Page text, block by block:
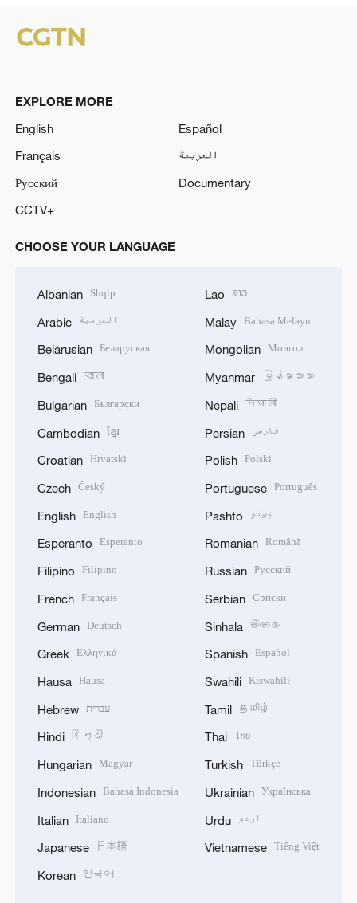
EXPLORE MORE
English
Español
Français
العربية
Русский
Documentary
CCTV+
CHOOSE YOUR LANGUAGE
Albanian Shqip
Arabic العربية
Belarusian Беларуская
Bengali বাংলা
Bulgarian Български
Cambodian ខ្មែរ
Croatian Hrvatski
Czech Český
English English
Esperanto Esperanto
Filipino Filipino
French Français
German Deutsch
Greek Ελληνικά
Hausa Hausa
Hebrew עברית
Hindi हिन्दी
Hungarian Magyar
Indonesian Bahasa Indonesia
Italian Italiano
Japanese 日本語
Korean 한국어
Lao ລາວ
Malay Bahasa Melayu
Mongolian Монгол
Myanmar မြန်မာဘာသာ
Nepali नेपाली
Persian فارسی
Polish Polski
Portuguese Português
Pashto پښتو
Romanian Română
Russian Русский
Serbian Српски
Sinhala සිංහල
Spanish Español
Swahili Kiswahili
Tamil தமிழ்
Thai ไทย
Turkish Türkçe
Ukrainian Українська
Urdu اردو
Vietnamese Tiếng Việt